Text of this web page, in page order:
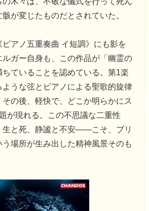
が変じたものだとされていた。
アノ五重奏曲 イ短調》にも影を
ガー自身も、この作品が「幽霊の
ちていることを認めている。第1楽
うな弦とピアノによる聖歌的旋律
の後、軽快で、どこか明らかにス
が現れる。この不思議な二重性
と死、静謐と不安――こそ、ブリ
う場所が生み出した精神風景そのも